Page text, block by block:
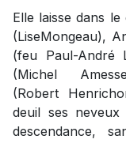
Elle laisse dans le
(LiseMongeau),
(feu Paul-André
(Michel Amesse
(Robert
deuil ses neveux
descendance,